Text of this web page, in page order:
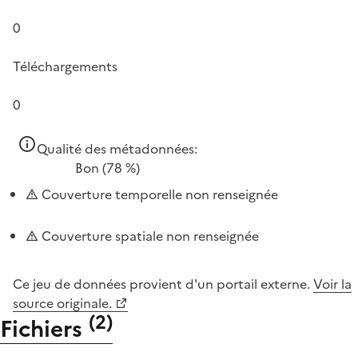
0
Téléchargements
0
Qualité des métadonnées:
Bon (78 %)
Couverture temporelle non renseignée
Couverture spatiale non renseignée
Ce jeu de données provient d'un portail externe. Voir la
source originale.
Fichiers (2)